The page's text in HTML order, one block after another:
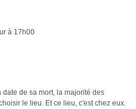
à 17h00
de sa mort, la majorité des
le lieu. Et ce lieu, c'est chez eux.